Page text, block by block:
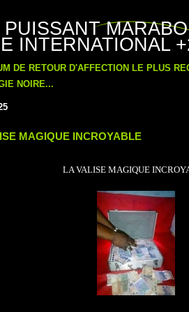
INTERNATIONAL
DE RETOUR D'AFFECTION LE PLUS
NOIRE...
MAGIQUE INCROYABLE
LA VALISE MAGIQUE